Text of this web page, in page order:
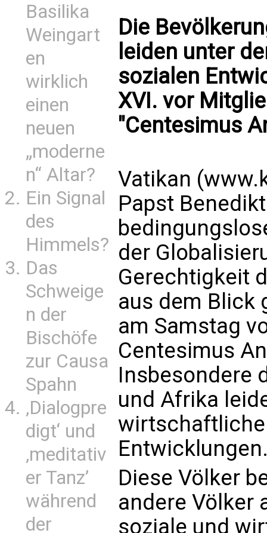
Basilika
Weingart
en
wirklich
einen
neuen
„moderne
n“ Altar?
Ein Signal
des
Himmels?
Das
Schweige
n der
Bischöfe
zur Causa
Spahn
‚Dialogpre
digt‘ und
‚meditativ
er Tanz’
während
der
Die
leiden unter
sozialen
XVI. vor
"Centesimus
Vatikan
Papst
der
Gerechtigkeit
aus dem Blick
am Samstag
Centesimus
Insbesondere
und Afrika
Diese Völker
andere Völker
soziale und